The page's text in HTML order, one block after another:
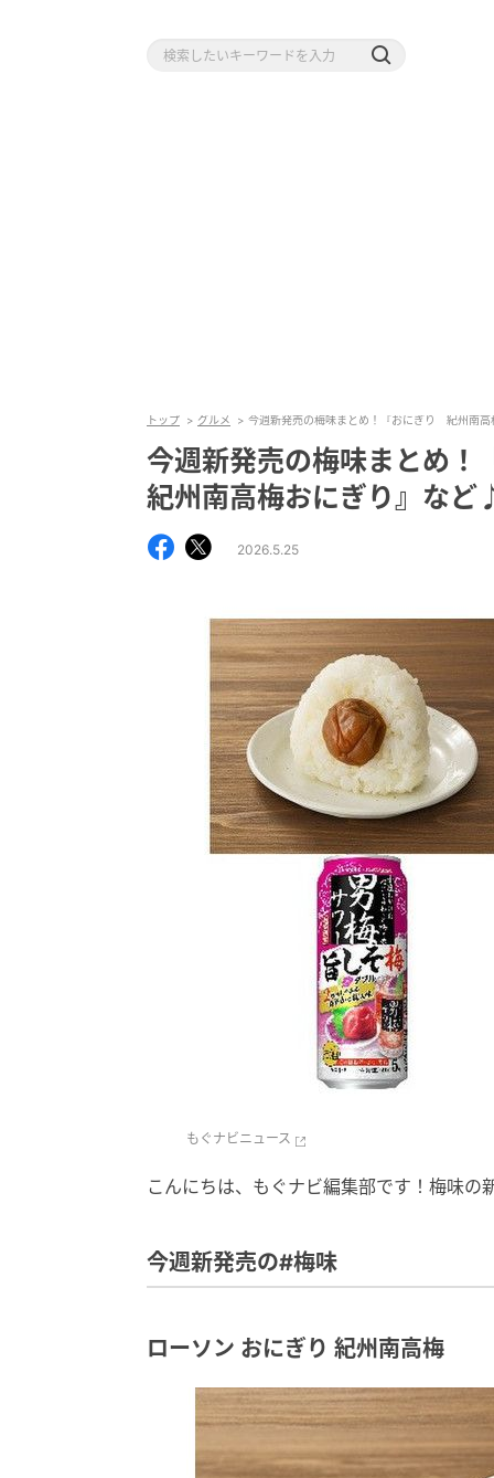
トップ グルメ 今週新発売の梅味まとめ！『おにぎり 紀州南
今週新発売の梅味まとめ
紀州南高梅おにぎり』な
2026.5.25
もぐナビニュース
こんにちは、もぐナビ編集部です！梅味の
今週新発売の#梅味
ローソン おにぎり 紀州南高梅